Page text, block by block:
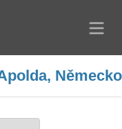
Německo